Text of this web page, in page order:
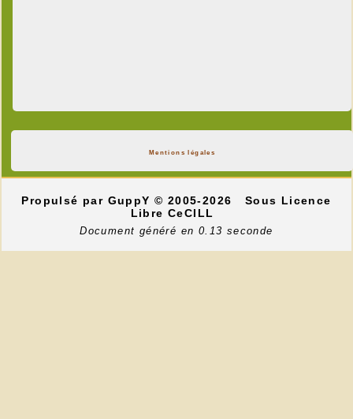
Mentions légales
Propulsé par GuppY© 2005-2026
Sous Licence
Libre CeCILL
Document généré en 0.13 seconde